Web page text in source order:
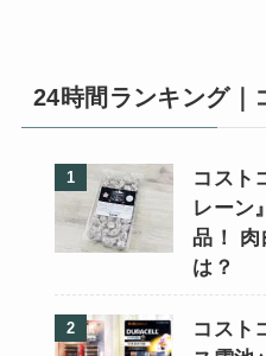
24時間ランキング｜
コスト
レーン
品！ 肉
は？
コスト